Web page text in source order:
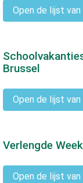
Open de lijst
Brussel
Open de lijst
Verlengde
Open de lijst